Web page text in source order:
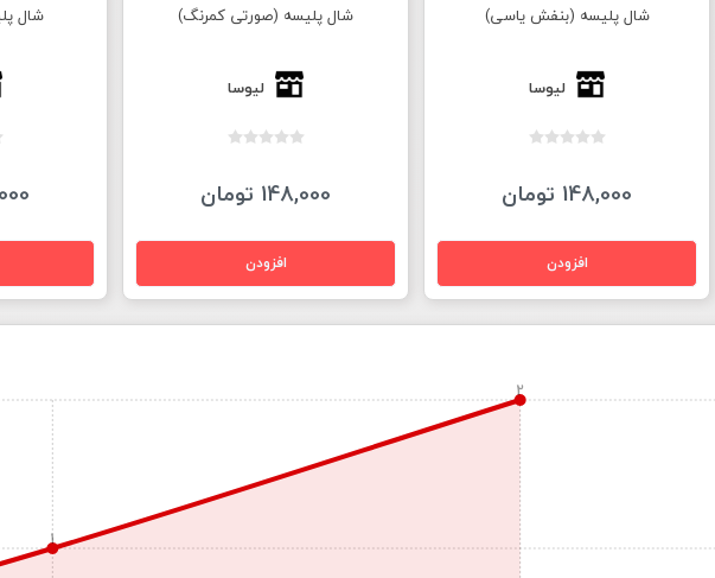
شال پلیسه (بنفش یاسی)
لیوسا
148,000 تومان
شال پلیسه (صورتی کمرنگ)
لیوسا
148,000 تومان
شال
1
2